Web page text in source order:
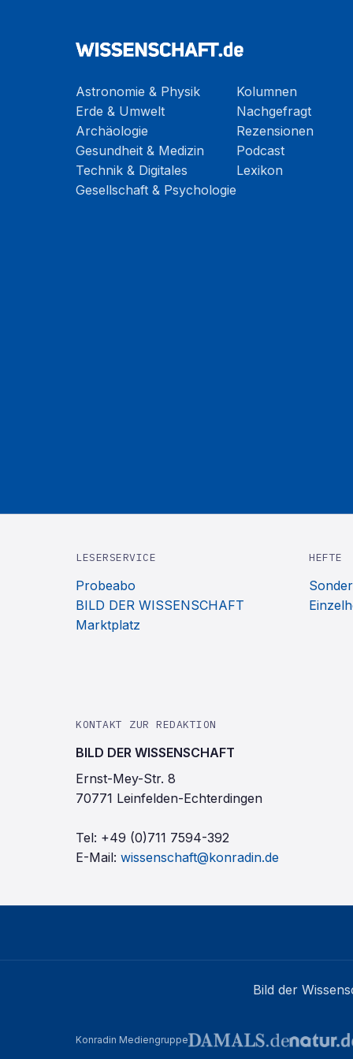
Astronomie & Physik
Erde & Umwelt
Archäologie
Gesundheit & Medizin
Technik & Digitales
Gesellschaft & Psychologie
Kolumnen
Nachgefragt
Rezensionen
Podcast
Lexikon
LESERSERVICE
Probeabo
BILD DER WISSENSCHAFT
Marktplatz
HEFTE
KONTAKT ZUR REDAKTION
BILD DER WISSENSCHAFT
Ernst-Mey-Str. 8
70771 Leinfelden-Echterdingen
Tel: +49 (0)711 7594-392
E-Mail: wissenschaft@konradin.de
Bild der
Konradin Mediengruppe